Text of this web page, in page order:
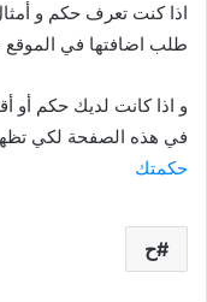
اذا كنت تعرف حكم و
طلب اضافتها في
و اذا كانت لديك حكم أو
في هذه الصفحة لكي
حكمتك
ح